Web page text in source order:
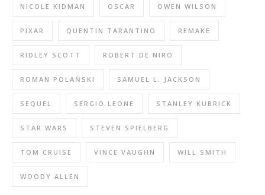
NICOLE KIDMAN OSCAR OWEN WILSON
PIXAR QUENTIN TARANTINO REMAKE
RIDLEY SCOTT ROBERT DE NIRO
ROMAN POLAŃSKI SAMUEL L. JACKSON
SEQUEL SERGIO LEONE STANLEY KUBRICK
STAR WARS STEVEN SPIELBERG
TOM CRUISE VINCE VAUGHN WILL SMITH
WOODY ALLEN